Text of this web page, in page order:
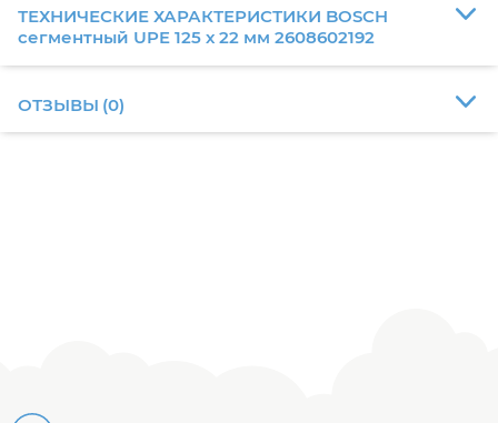
ТЕХНИЧЕСКИЕ ХАРАКТЕРИСТИКИ BOSCH
сегментный UPE 125 х 22 мм 2608602192
ОТЗЫВЫ (0)